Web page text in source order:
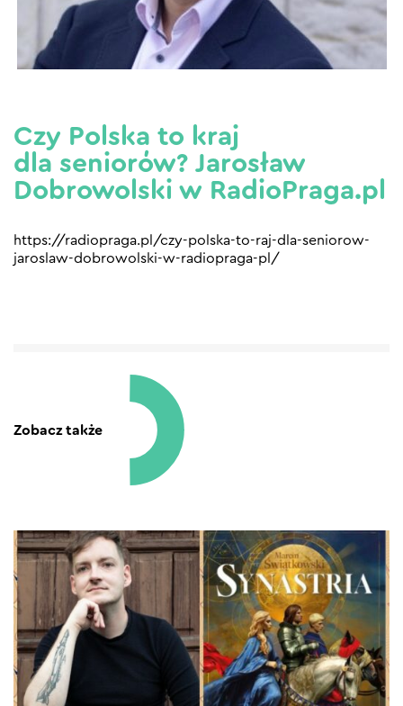
Czy Polska to kraj
dla seniorów? Jarosław
Dobrowolski w RadioPraga.pl
https://radiopraga.pl/czy-polska-to-raj-dla-seniorow-
jaroslaw-dobrowolski-w-radiopraga-pl/
Zobacz także